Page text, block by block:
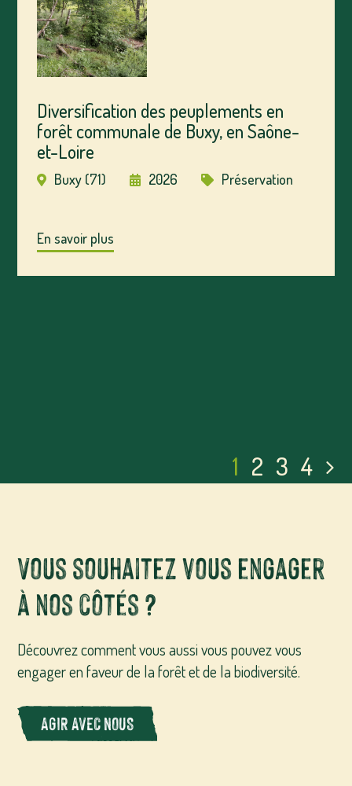
Diversification des peuplements en
forêt communale de Buxy, en Saône-
et-Loire
Buxy (71) 2026 Préservation
En savoir plus
1 2 3 4
Vous souhaitez vous engager
à nos côtés ?
Découvrez comment vous aussi vous pouvez vous
engager en faveur de la forêt et de la biodiversité.
AGIR AVEC NOUS